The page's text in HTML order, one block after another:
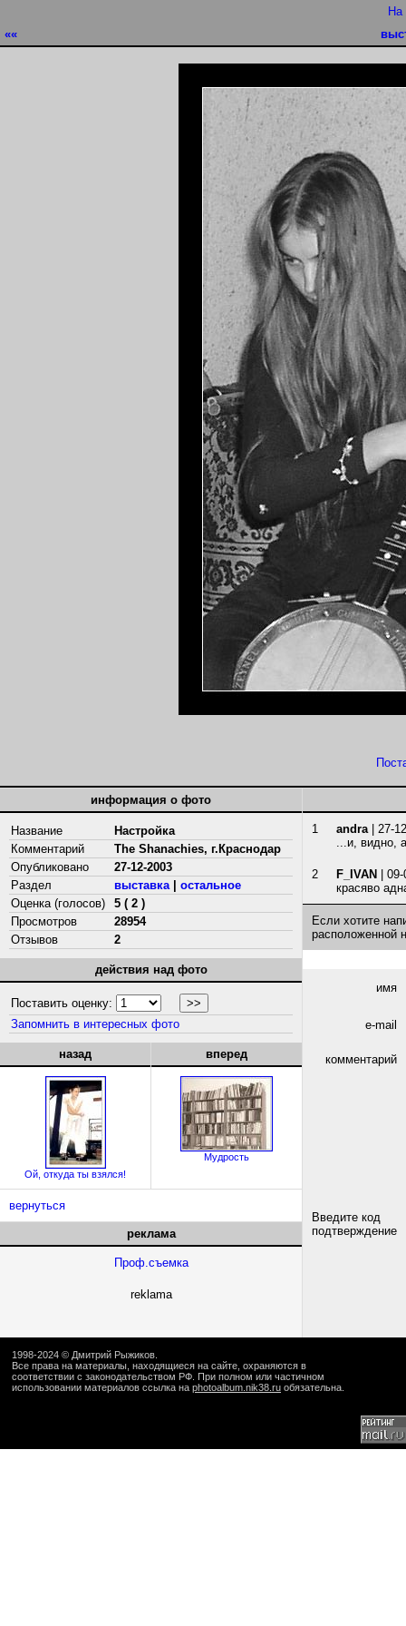
На
««
информация о фото
Название
Настройка
Комментарий
The Shanachies, г.Краснодар
Опубликовано
27-12-2003
Раздел
выставка| остальное
Оценка (голосов)
5 ( 2 )
Просмотров
28954
Отзывов
2
действия над фото
Поставить оценку:
Запомнить в интересных фото
назад
Ой, откуда ты взялся!
вперед
Мудрость
вернуться
реклама
Проф.съемка
reklama
1 andra| 27-
...и, видно,
2 F_IVAN
|
красяво
Если хотите
расположенной
имя
e-mail
комментарий
Введите код
подтверждение
1998-2024 © Дмитрий Рыжиков
Все права на материалы, находящиеся на сайте, охраняются в
соответствии с законодательством РФ. При полном или частичном
использовании материалов ссылка на photoalbum.nik38.ru обязательна.